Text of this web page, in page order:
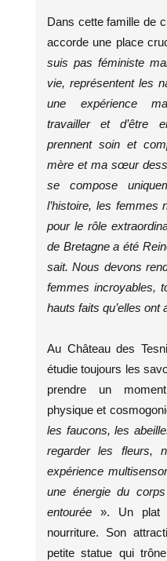
Dans cette famille de
accorde une place
suis pas féministe
vie, représentent les
une expérience
travailler et d’être
prennent soin et
mère et ma sœur
se compose
l’histoire, les femmes
pour le rôle
de Bretagne a été
sait. Nous devons
femmes incroyables,
hauts faits qu’elles ont
Au Château des
étudie toujours les
prendre un
physique et
les faucons, les
regarder les fleurs,
expérience
une énergie du
entourée ». Un plat
nourriture. Son
petite statue qui